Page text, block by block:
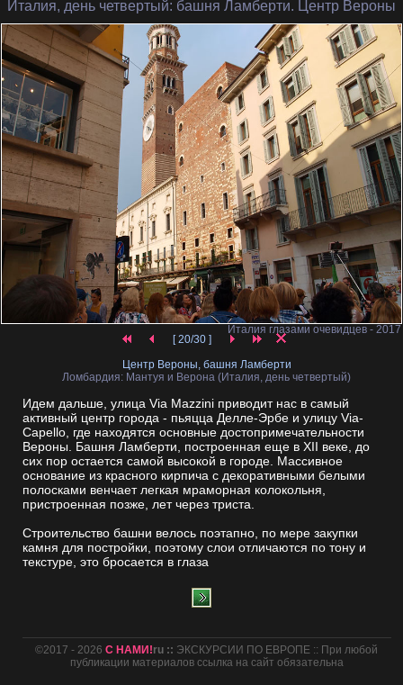
Италия, день четвертый: башня Ламберти. Центр Вероны
Италия глазами очевидцев - 2017
[ 20/30 ]
Центр Вероны, башня Ламберти
Ломбардия: Мантуя и Верона (Италия, день четвертый)
Идем дальше, улица Via Mazzini приводит нас в самый
активный центр города - пьяцца Делле-Эрбе и улицу Via-
Capello, где находятся основные достопримечательности
Вероны. Башня Ламберти, построенная еще в XII веке, до
сих пор остается самой высокой в городе. Массивное
основание из красного кирпича с декоративными белыми
полосками венчает легкая мраморная колокольня,
пристроенная позже, лет через триста.
Строительство башни велось поэтапно, по мере закупки
камня для постройки, поэтому слои отличаются по тону и
текстуре, это бросается в глаза
©2017 - 2026С НАМИ!ru :: ЭКСКУРСИИ ПО ЕВРОПЕ :: При любой
публикации материалов ссылка на сайт обязательна